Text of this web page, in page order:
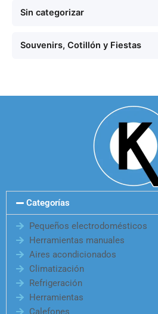
Sin categorizar
Souvenirs, Cotillón y Fiestas
Categorías
Pequeños electrodomésticos
Herramientas manuales
Aires acondicionados
Climatización
Refrigeración
Herramientas
Calefones